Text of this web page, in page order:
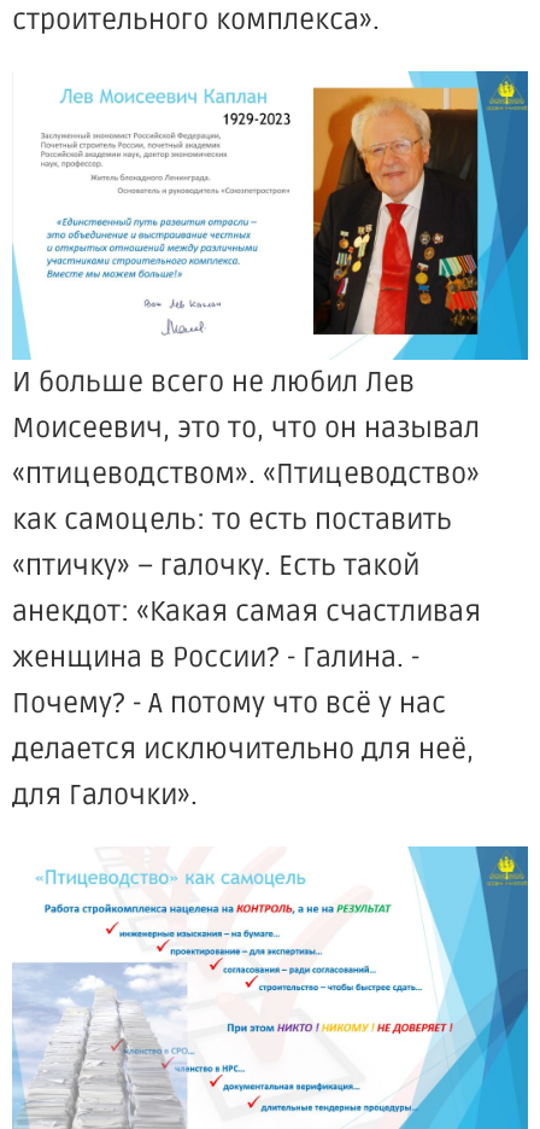
строительного комплекса».
И больше всего не любил Лев
Моисеевич, это то, что он называл
«птицеводством». «Птицеводство»
как самоцель: то есть поставить
«птичку» – галочку. Есть такой
анекдот: «Какая самая счастливая
женщина в России? - Галина. -
Почему? - А потому что всё у нас
делается исключительно для неё,
для Галочки».